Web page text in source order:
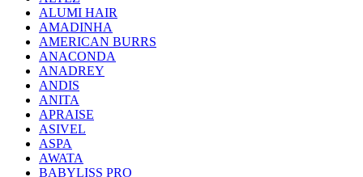
ALUMI HAIR
AMADINHA
AMERICAN BURRS
ANACONDA
ANADREY
ANDIS
ANITA
APRAISE
ASIVEL
ASPA
AWATA
BABYLISS PRO